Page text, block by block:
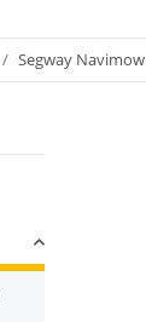
Segway Navimow